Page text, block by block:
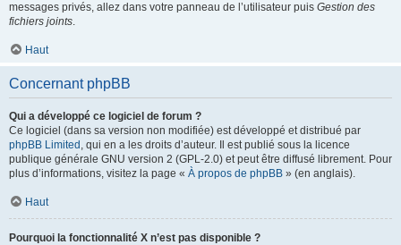
messages privés, allez dans votre panneau de l’utilisateur puis Gestion des
fichiers joints.
Haut
Concernant phpBB
Qui a développé ce logiciel de forum ?
Ce logiciel (dans sa version non modifiée) est développé et distribué par
phpBB Limited , qui en a les droits d’auteur. Il est publié sous la licence
publique générale GNU version 2 (GPL-2.0) et peut être diffusé librement. Pour
plus d’informations, visitez la page « À propos de phpBB » (en anglais).
Haut
Pourquoi la fonctionnalité X n’est pas disponible ?